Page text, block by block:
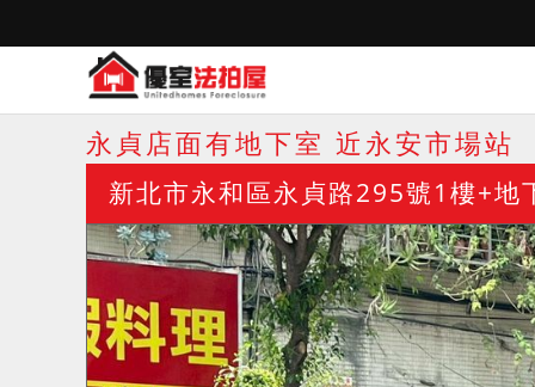
永貞店面有地下室 近永安市場站
新北市永和區永貞路295號1樓+地